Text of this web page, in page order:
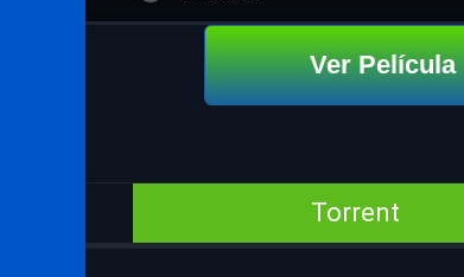
Ver Película
Torrent